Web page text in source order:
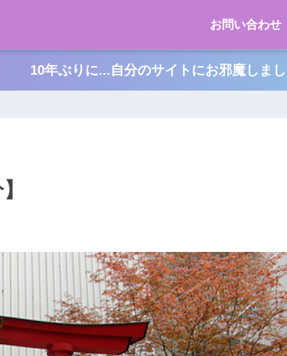
お問い合わせ
10年ぶりに...自分のサイトにお邪魔しま